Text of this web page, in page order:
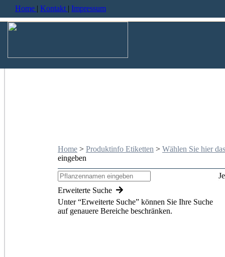
Home | Kontakt | Impressum
Home > Produktinfo Etiketten > Wählen Sie hier
eingeben
Erweiterte Suche
Unter “Erweiterte Suche” können Sie Ihre Suche
auf genauere Bereiche beschränken.